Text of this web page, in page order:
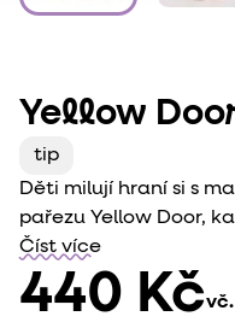
Yellow
tip
Děti milují hraní si s
pařezu Yellow Door,
opravdu parádní.
Číst více
440 Kčvč.